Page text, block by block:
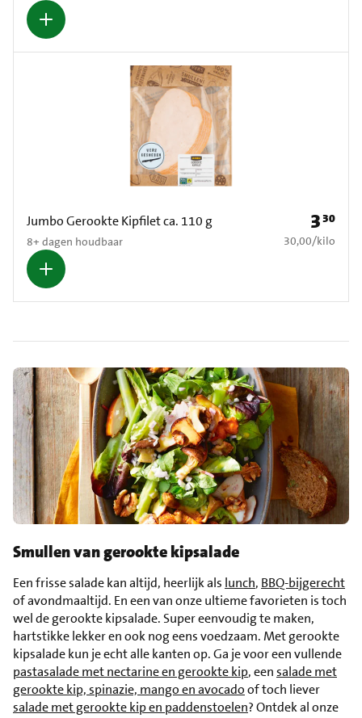
Jumbo Gerookte Kipfilet ca. 110 g
8+ dagen houdbaar
Prijs: €
330
€ 30,00 per kilo
30,00/kilo
Smullen van gerookte kipsalade
Een frisse salade kan altijd, heerlijk als lunch, BBQ-bijgerecht
of avondmaaltijd. En een van onze ultieme favorieten is toch
wel de gerookte kipsalade. Super eenvoudig te maken,
hartstikke lekker en ook nog eens voedzaam. Met gerookte
kipsalade kun je echt alle kanten op. Ga je voor een vullende
pastasalade met nectarine en gerookte kip, eensalade met
gerookte kip, spinazie, mango en avocadoof toch liever
salade met gerookte kip en paddenstoelen? Ontdek al onze